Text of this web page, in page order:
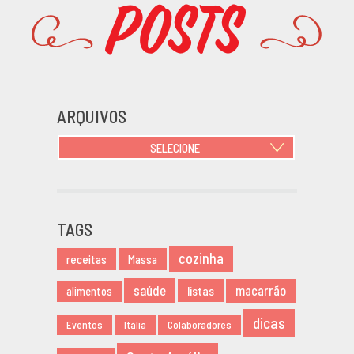
Posts
ARQUIVOS
SELECIONE
NOVEMBRO 2019
AGOSTO 2019
MARÇO 2019
FEVEREIRO 2019
JANEIRO 2019
TAGS
receitas Massa cozinha
alimentos saúde listas macarrão
Eventos Itália Colaboradores dicas